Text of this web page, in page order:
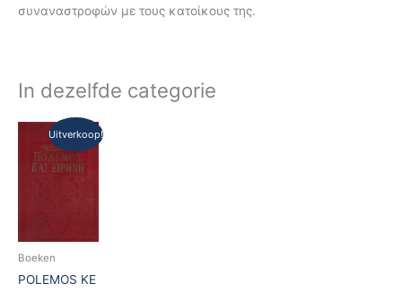
συναναστροφών με τους κατοίκους της.
In dezelfde categorie
Uitverkoop!
Boeken
POLEMOS KE
Oorspronkelijke
prijs
was:
€85,00.
Huidige
prijs